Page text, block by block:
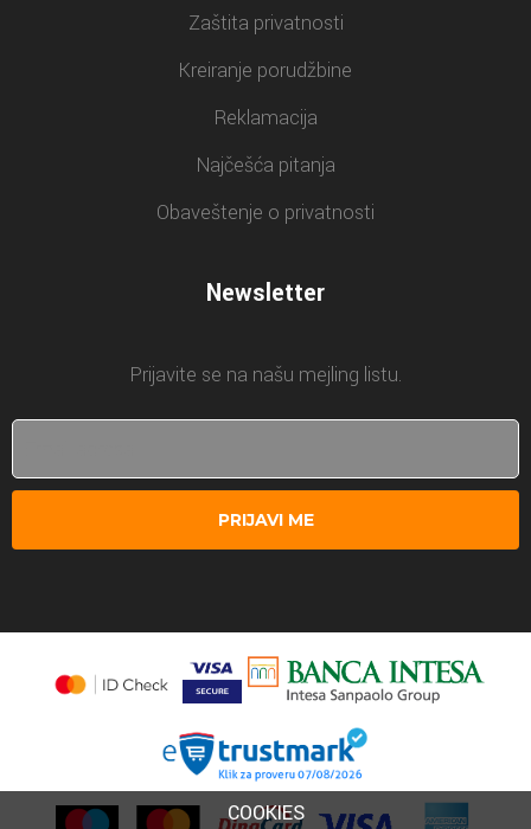
Zaštita privatnosti
Kreiranje porudžbine
Reklamacija
Najčešća pitanja
Obaveštenje o privatnosti
Newsletter
Prijavite se na našu mejling listu.
PRIJAVI ME
COOKIES